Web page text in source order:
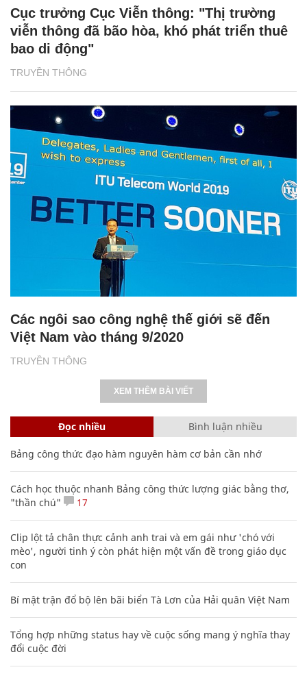
TRUYỀN THÔNG
Cục trưởng Cục Viễn thông: "Thị trường
viễn thông đã bão hòa, khó phát triển thuê
bao di động"
TRUYỀN THÔNG
Các ngôi sao công nghệ thế giới sẽ đến
Việt Nam vào tháng 9/2020
XEM THÊM BÀI VIẾT
Đọc nhiều Bình luận nhiều
Bảng công thức đạo hàm nguyên hàm cơ bản cần nhớ
Cách học thuộc nhanh Bảng công thức lượng giác bằng thơ,
"thần chú"
17
Clip lột tả chân thực cảnh anh trai và em gái như 'chó với
mèo', người tinh ý còn phát hiện một vấn đề trong giáo dục
con
Bí mật trận đổ bộ lên bãi biển Tà Lơn của Hải quân Việt Nam
Tổng hợp những status hay về cuộc sống mang ý nghĩa thay
đổi cuộc đời